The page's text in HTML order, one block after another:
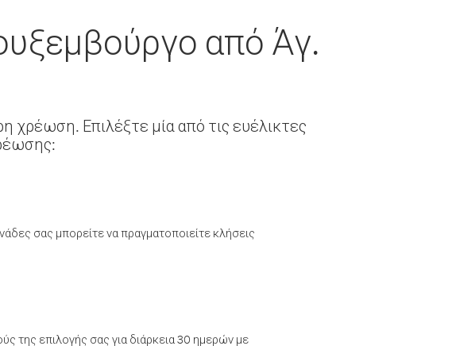
από Άγ.
Επιλέξτε μία από τις ευέλικτες
σας μπορείτε να πραγματοποιείτε κλήσεις
της επιλογής σας για διάρκεια 30 ημερών με